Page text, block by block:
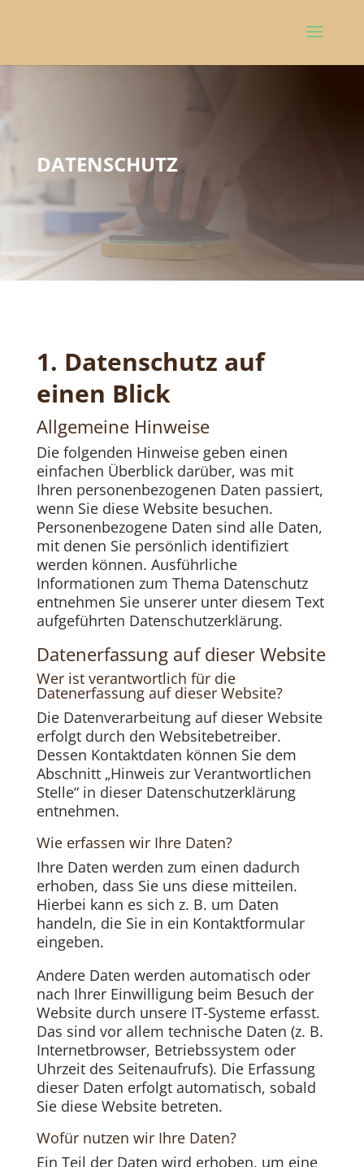
DATENSCHUTZ
1. Datenschutz auf
einen Blick
Allgemeine Hinweise
Die folgenden Hinweise geben einen
einfachen Überblick darüber, was mit
Ihren personenbezogenen Daten passiert,
wenn Sie diese Website besuchen.
Personenbezogene Daten sind alle Daten,
mit denen Sie persönlich identifiziert
werden können. Ausführliche
Informationen zum Thema Datenschutz
entnehmen Sie unserer unter diesem Text
aufgeführten Datenschutzerklärung.
Datenerfassung auf dieser Website
Wer ist verantwortlich für die
Datenerfassung auf dieser Website?
Die Datenverarbeitung auf dieser Website
erfolgt durch den Websitebetreiber.
Dessen Kontaktdaten können Sie dem
Abschnitt „Hinweis zur Verantwortlichen
Stelle“ in dieser Datenschutzerklärung
entnehmen.
Wie erfassen wir Ihre Daten?
Ihre Daten werden zum einen dadurch
erhoben, dass Sie uns diese mitteilen.
Hierbei kann es sich z. B. um Daten
handeln, die Sie in ein Kontaktformular
eingeben.
Andere Daten werden automatisch oder
nach Ihrer Einwilligung beim Besuch der
Website durch unsere IT-Systeme erfasst.
Das sind vor allem technische Daten (z. B.
Internetbrowser, Betriebssystem oder
Uhrzeit des Seitenaufrufs). Die Erfassung
dieser Daten erfolgt automatisch, sobald
Sie diese Website betreten.
Wofür nutzen wir Ihre Daten?
Ein Teil der Daten wird erhoben, um eine